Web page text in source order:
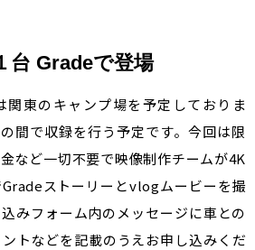
台 Gradeで登場
関東のキャンプ場を予定しておりま
間で収録を行う予定です。今回は限
など一切不要で映像制作チームが4K
ストーリーとvlogムービーを撮
みフォーム内のメッセージに車との
トなどを記載のうえお申し込みくだ